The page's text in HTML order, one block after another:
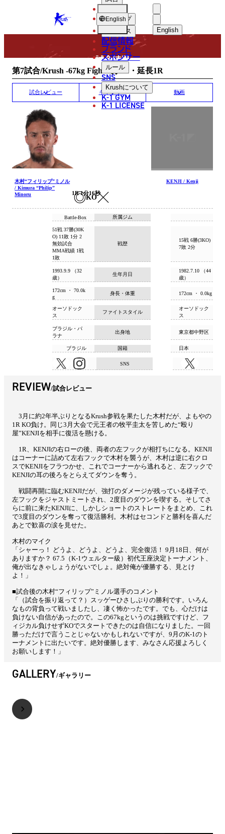
KRUSH English
한국어
中文（简体
ショップ
ニュース
配信情報
ブランド
スポンサー
ルール
SNS
Krushについて
K-1 GYM
K-1 LICENSE
English
MATCH RESULT
試合結果
第7試合/Krush -67kg Fight/3分3R・延長1R
試合レビュー ギャラリー 動画
木村“フィリップ”ミノル
/ Kimura “Philip”
Minoru
KO
1R 1分16秒
KENJI / Kenji
所属ジム
Battle-Box
戦歴
51戦 37勝(30K
O) 11敗 1分 2
無効試合
MMA戦績 1戦
1敗
15戦 6勝(3KO)
7敗 2分
生年月日
1993.9.9 （32
歳）
1982.7.10 （44
歳）
身長・体重
172cm ・ 70.0k
g
172cm ・ 0.0kg
ファイトスタイル
オーソドック
ス
オーソドック
ス
出身地
ブラジル・パ
ラナ
東京都中野区
国籍
ブラジル 日本
SNS
REVIEW 試合レビュー
3月に約2年半ぶりとなるKrush参戦を果たした木村だが、よもやの
1R KO負け。同じ3月大会で元王者の牧平圭太を苦しめた“殴り
屋”KENJIを相手に復活を懸ける。
1R、KENJIの右ローの後、両者の左フックが相打ちになる。KENJI
はコーナーに詰めて左右フックで木村を襲うが、木村は逆に右クロ
スでKENJIをフラつかせ、これでコーナーから逃れると、左フックで
KENJIの耳の後ろをとらえてダウンを奪う。
戦闘再開に臨むKENJIだが、強打のダメージが残っている様子で、
左フックをジャストミートされ、2度目のダウンを喫する。そしてさ
らに前に来たKENJIに、しかしショートのストレートをまとめ、これ
で3度目のダウンを奪って復活勝利。木村はセコンドと勝利を喜んだ
あとで歓喜の涙を見せた。
木村のマイク
「シャーっ！ どうよ、どうよ、どうよ、完全復活！ 9月18日、何が
ありますか？ 67.5（K-1ウェルター級）初代王座決定トーナメント、
俺が出なきゃしょうがないでしょ。絶対俺が優勝する、見とけ
よ！」
■試合後の木村“フィリップ”ミノル選手のコメント
「（試合を振り返って？）スッゲーひさしぶりの勝利です。いろん
なもの背負って戦いましたし、凄く怖かったです。でも、心だけは
負けない自信があったので。この67kgというのは挑戦ですけど、フ
ィジカル負けせずKOでスタートできたのは自信になりました。一回
勝っただけで言うことじゃないかもしれないですが、9月のK-1のト
ーナメントに出たいです。絶対優勝します、みなさん応援よろしく
お願いします！」
GALLERY ギャラリー